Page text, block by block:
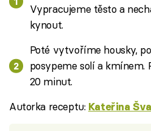
Vypracujeme těsto a
kynout.
Poté vytvoříme housky,
posypeme solí a kmínem.
20 minut.
Autorka receptu: Kateřina